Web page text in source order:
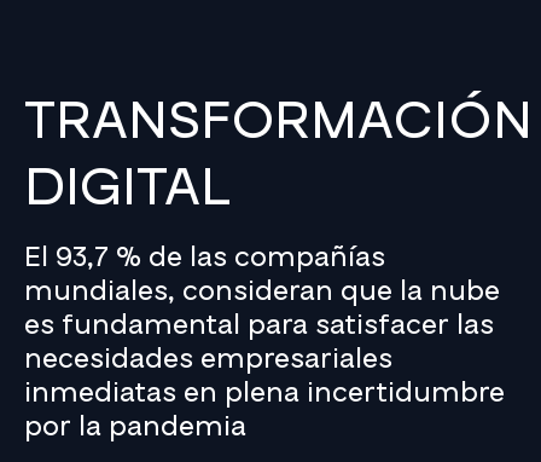
TRANSFORMACIÓN
DIGITAL
El 93,7 % de las compañías
mundiales, consideran que la nube
es fundamental para satisfacer las
necesidades empresariales
inmediatas en plena incertidumbre
por la pandemia